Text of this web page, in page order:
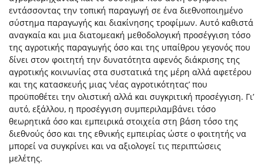
εντάσσοντας την τοπική παραγωγή σε ένα διεθνοποιημένο
σύστημα παραγωγής και διακίνησης τροφίμων. Αυτό καθιστά
αναγκαία και μια διατομεακή μεθοδολογική προσέγγιση τόσο
της αγροτικής παραγωγής όσο και της υπαίθρου γεγονός που
δίνει στον φοιτητή την δυνατότητα αφενός διάκρισης της
αγροτικής κοινωνίας στα συστατικά της μέρη αλλά αφετέρου
και της κατασκευής μιας ‘νέας αγροτικότητας’ που
προϋποθέτει την ολιστική αλλά και συγκριτική προσέγγιση. Γι’
αυτό, εξάλλου, η προσέγγιση συμπεριλαμβάνει τόσο
θεωρητικά όσο και εμπειρικά στοιχεία στη βάση τόσο της
διεθνούς όσο και της εθνικής εμπειρίας ώστε ο φοιτητής να
μπορεί να συγκρίνει και να αξιολογεί τις περιπτώσεις
μελέτης.